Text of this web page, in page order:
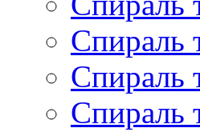
Спираль
Спираль
Спираль